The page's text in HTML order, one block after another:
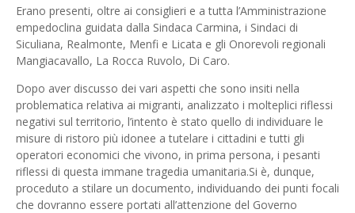
Erano presenti, oltre ai consiglieri e a tutta l’Amministrazione
empedoclina guidata dalla Sindaca Carmina, i Sindaci di
Siculiana, Realmonte, Menfi e Licata e gli Onorevoli regionali
Mangiacavallo, La Rocca Ruvolo, Di Caro.
Dopo aver discusso dei vari aspetti che sono insiti nella
problematica relativa ai migranti, analizzato i molteplici riflessi
negativi sul territorio, l’intento è stato quello di individuare le
misure di ristoro più idonee a tutelare i cittadini e tutti gli
operatori economici che vivono, in prima persona, i pesanti
riflessi di questa immane tragedia umanitaria.Si è, dunque,
proceduto a stilare un documento, individuando dei punti focali
che dovranno essere portati all’attenzione del Governo